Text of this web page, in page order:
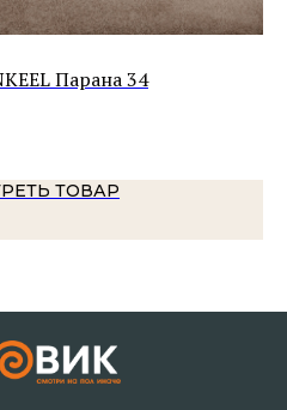
Парана 34
ТОВАР